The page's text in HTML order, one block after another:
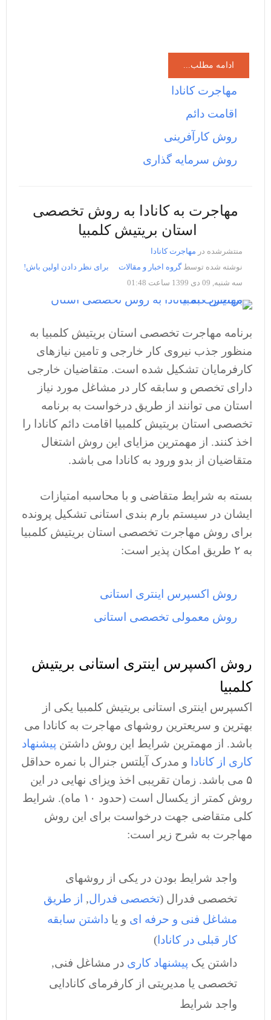
ادامه مطلب...
مهاجرت کانادا
اقامت دائم
روش کارآفرینی
روش سرمایه گذاری
مهاجرت به کانادا به روش تخصصی
استان بریتیش کلمبیا
منتشرشده در مهاجرت کانادا
نوشته شده توسطگروه اخبار و مقالات
برای نظر دادن اولین باش!
سه شنبه, 09 دی 1399 ساعت 01:48
برنامه مهاجرت تخصصی استان بریتیش کلمبیا به
منظور جذب نیروی کار خارجی و تامین نیازهای
کارفرمایان تشکیل شده است. متقاضیان خارجی
دارای تخصص و سابقه کار در مشاغل مورد نیاز
استان می توانند از طریق درخواست به برنامه
تخصصی استان بریتیش کلمبیا اقامت دائم کانادا را
اخذ کنند. از مهمترین مزایای این روش اشتغال
متقاضیان از بدو ورود به کانادا می باشد.
بسته به شرایط متقاضی و با محاسبه امتیازات
ایشان در سیستم بارم بندی استانی تشکیل پرونده
برای روش مهاجرت تخصصی استان بریتیش کلمبیا
به ۲ طریق امکان پذیر است:
روش اکسپرس اینتری استانی
روش معمولی تخصصی استانی
روش اکسپرس اینتری استانی بریتیش
کلمبیا
اکسپرس اینتری استانی بریتیش کلمبیا یکی از
بهترین و سریعترین روشهای مهاجرت به کانادا می
باشد. از مهمترین شرایط این روش داشتن پیشنهاد
کاری از کانادا و مدرک آیلتس جنرال با نمره حداقل
۵ می باشد. زمان تقریبی اخذ ویزای نهایی در این
روش کمتر از یکسال است (حدود ۱۰ ماه). شرایط
کلی متقاضی جهت درخواست برای این روش
مهاجرت به شرح زیر است:
واجد شرایط بودن در یکی از روشهای
تخصصی فدرال (تخصصی فدرال, از طریق
مشاغل فنی و حرفه ای و یا داشتن سابقه
کار قبلی در کانادا )
داشتن یک پیشنهاد کاری در مشاغل فنی,
تخصصی یا مدیریتی از کارفرمای کانادایی
واجد شرایط